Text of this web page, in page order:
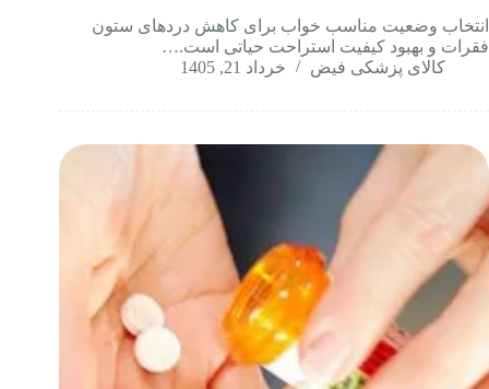
انتخاب وضعیت مناسب خواب برای کاهش دردهای ستون
فقرات و بهبود کیفیت استراحت حیاتی است.…
کالای پزشکی فیض
خرداد 21, 1405